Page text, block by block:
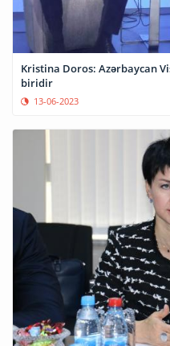
Kristina Doros: Azərbaycan
biridir
13-06-2023